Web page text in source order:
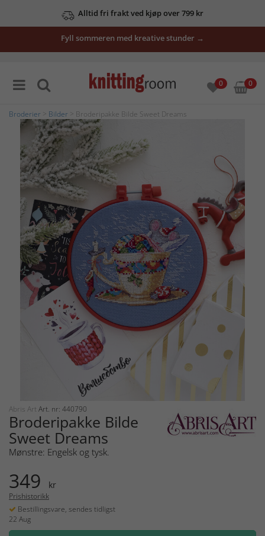
Alltid fri frakt ved kjøp over 799 kr
Fyll sommeren med kreative stunder →
0 0
Broderier Bilder > Broderipakke Bilde Sweet Dreams
Abris Art Art. nr: 440790
Broderipakke Bilde
Sweet Dreams
Mønstre: Engelsk og tysk.
349 kr
Prishistorikk
Bestillingsvare, sendes tidligst
22 Aug